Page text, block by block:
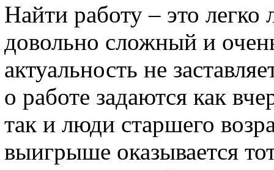
Найти работу – это
довольно сложный и
актуальность не
о работе задаются как
так и люди старшего
выигрыше оказывается